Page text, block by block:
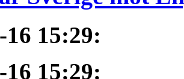
16 15:29:
16 15:29: